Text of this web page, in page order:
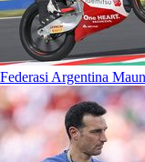
Federasi Argentina